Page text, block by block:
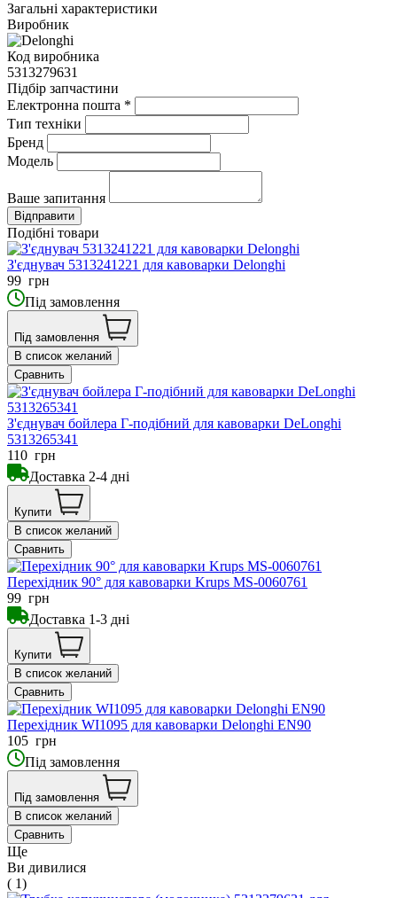
Загальні характеристики
Виробник
Код виробника
5313279631
Підбір запчастини
Електронна пошта *
Тип техніки
Бренд
Модель
Ваше запитання
Подібні товари
З'єднувач 5313241221 для кавоварки Delonghi
99 грн
Під замовлення
Під замовлення
В список желаний
Сравнить
З'єднувач бойлера Г-подібний для кавоварки DeLonghi
5313265341
110 грн
Доставка 2-4 дні
Купити
В список желаний
Сравнить
Перехідник 90° для кавоварки Krups MS-0060761
99 грн
Доставка 1-3 дні
Купити
В список желаний
Сравнить
Перехідник WI1095 для кавоварки Delonghi EN90
105 грн
Під замовлення
Під замовлення
В список желаний
Сравнить
Ще
Ви дивилися
( 1)